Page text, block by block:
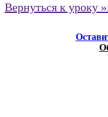
Вернуться к уроку